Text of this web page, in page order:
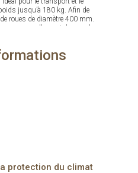
Accessibilité de la batterie et
ou la réparation en un temps
est disponible en 150
jusqu’à 180 kg. Afin de
roues de diamètre 400 mm.
manuelle sont de grand
en action sur chantier se
protection du climat